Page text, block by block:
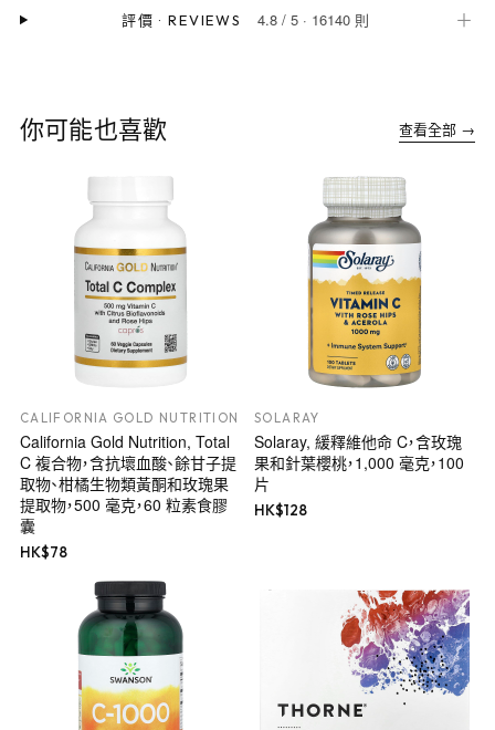
評價 ·REVIEWS 4.8/ 5· 16140 則 ＋
你可能也喜歡 查看全部 →
CALIFORNIA GOLD NUTRITION
California Gold Nutrition, Total
C 複合物，含抗壞血酸、餘甘子提
取物、柑橘生物類黃酮和玫瑰果
提取物，500 毫克，60 粒素食膠
囊
HK$78
SOLARAY
Solaray, 緩釋維他命 C，含玫瑰
果和針葉櫻桃，1,000 毫克，100
片
HK$128